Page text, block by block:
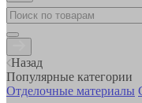
Назад
Популярные категории
Отделочные материалы